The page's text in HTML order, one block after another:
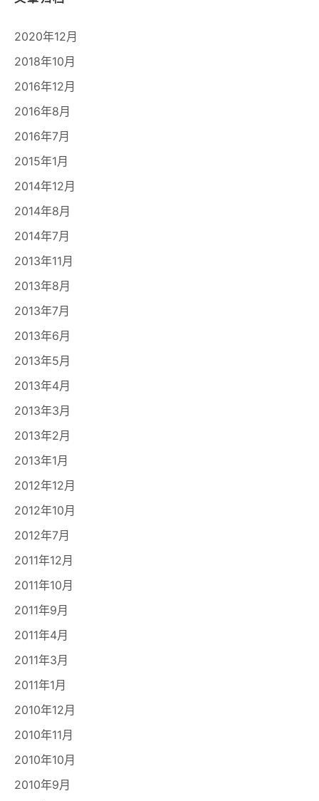
2020年12月
2018年10月
2016年12月
2016年8月
2016年7月
2015年1月
2014年12月
2014年8月
2014年7月
2013年11月
2013年8月
2013年7月
2013年6月
2013年5月
2013年4月
2013年3月
2013年2月
2013年1月
2012年12月
2012年10月
2012年7月
2011年12月
2011年10月
2011年9月
2011年4月
2011年3月
2011年1月
2010年12月
2010年11月
2010年10月
2010年9月